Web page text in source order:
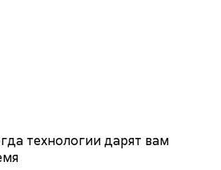
технологии дарят вам